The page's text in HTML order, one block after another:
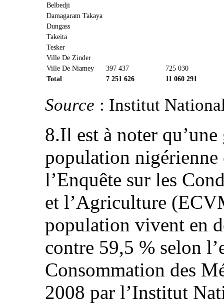
Belbedji
Damagaram Takaya
Dungass
Takeita
Tesker
Ville De Zinder
Ville De Niamey
397 437
725 030
Total
7 251 626 11 060 291
Source : Institut
8.Il est à noter
population nigérienne
l’Enquête sur les
et l’Agriculture
population vivent en
contre 59,5 % selon
Consommation des
2008 par l’Institut